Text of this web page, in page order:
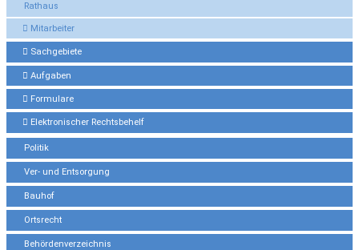
Rathaus
Mitarbeiter
Sachgebiete
Aufgaben
Formulare
Elektronischer Rechtsbehelf
Politik
Ver- und Entsorgung
Bauhof
Ortsrecht
Behördenverzeichnis